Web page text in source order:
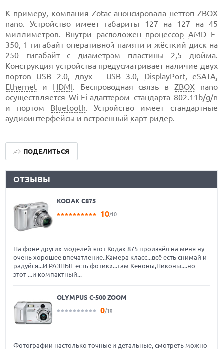
К примеру, компания Zotac анонсировала неттоп ZBOX
nano. Устройство имеет габариты 127 на 127 на 45
миллиметров. Внутри расположен процессор AMD E-
350, 1 гигабайт оперативной памяти и жёсткий диск на
250 гигабайт с диаметром пластины 2,5 дюйма.
Конструкция устройства предусматривает наличие двух
портов USB 2.0, двух – USB 3.0, DisplayPort, eSATA,
Ethernet и HDMI. Беспроводная связь вZBOX nano
осуществляется Wi-Fi-адаптером стандарта 802.11b/g/n
и портом Bluetooth. Устройство имеет стандартные
аудиоинтерфейсы и встроенный карт-ридер.
ПОДЕЛИТЬСЯ
ОТЗЫВЫ
KODAK C875
10/10
На фоне других моделей этот Кодак 875 произвёл на меня ну
очень хорошее впечатление..Камера класс...всё есть снимай и
радуйся...И РАЗНЫЕ есть фотики...там Кеноны,Никоны....но
этот ...и компактный...
OLYMPUS C-500 ZOOM
0/10
Фотографии настолько точные и детальные, смотреть можно